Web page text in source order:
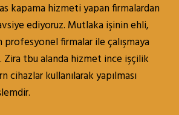
kapama hizmeti yapan firmalardan
ediyoruz. Mutlaka işinin ehli,
profesyonel firmalar ile çalışmaya
tbu alanda hizmet ince işçilik
cihazlar kullanılarak yapılması